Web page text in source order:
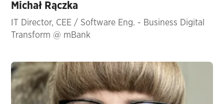
Michał Rączka
IT Director, CEE / Software Eng. - Business Digital
Transform @ mBank